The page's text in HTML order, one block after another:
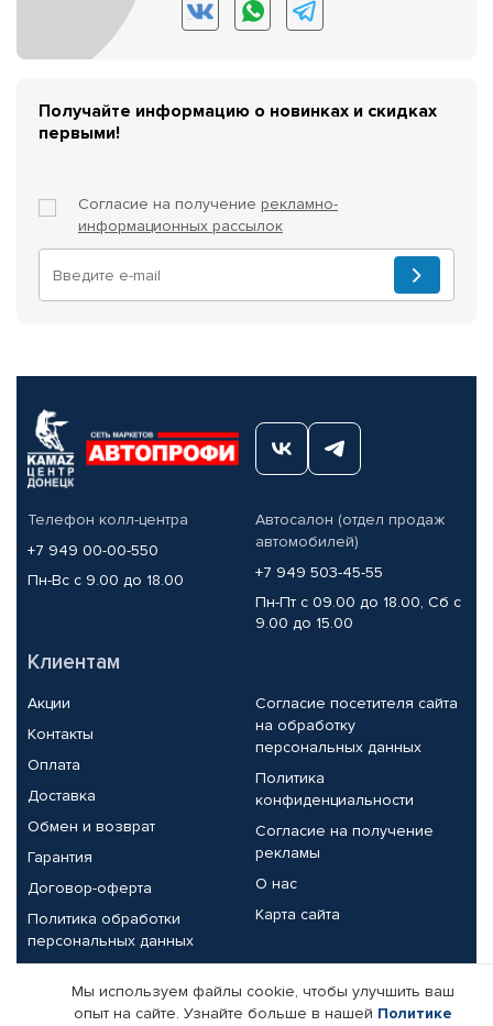
Получайте информацию о новинках и скидках
первыми!
Согласие на получение рекламно-
информационных рассылок
Телефон колл-центра
+7 949 00-00-550
Пн-Вс с 9.00 до 18.00
Автосалон (отдел продаж
автомобилей)
+7 949 503-45-55
Пн-Пт с 09.00 до 18.00, Сб с
9.00 до 15.00
Клиентам
Акции
Контакты
Оплата
Доставка
Обмен и возврат
Гарантия
Договор-оферта
Политика обработки
персональных данных
Согласие посетителя сайта
на обработку
персональных данных
Политика
конфиденциальности
Согласие на получение
рекламы
О нас
Карта сайта
Партнерам
Мы используем файлы cookie, чтобы улучшить ваш
опыт на сайте. Узнайте больше в нашей Политике